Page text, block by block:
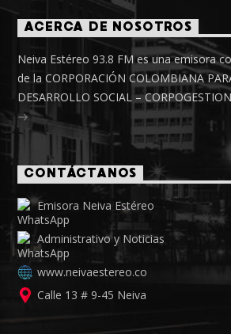
ACERCA DE NOSOTROS
Neiva Estéreo 93.8 FM es una emisora
de la CORPORACIÓN COLOMBIANA
DESARROLLO SOCIAL –
CONTÁCTANOS
Emisora Neiva Estéreo
Administrativo y Noticias
www.neivaestereo.co
Calle 13 # 9-45 Neiva